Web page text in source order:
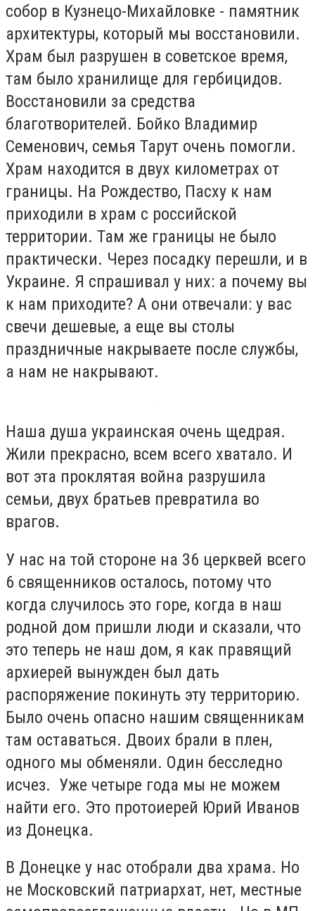
собор в Кузнецо-Михайловке - памятник
архитектуры, который мы восстановили.
Храм был разрушен в советское время,
там было хранилище для гербицидов.
Восстановили за средства
благотворителей. Бойко Владимир
Семенович, семья Тарут очень помогли.
Храм находится в двух километрах от
границы. На Рождество, Пасху к нам
приходили в храм с российской
территории. Там же границы не было
практически. Через посадку перешли, и в
Украине. Я спрашивал у них: а почему вы
к нам приходите? А они отвечали: у вас
свечи дешевые, а еще вы столы
праздничные накрываете после службы,
а нам не накрывают.
Наша душа украинская очень щедрая.
Жили прекрасно, всем всего хватало. И
вот эта проклятая война разрушила
семьи, двух братьев превратила во
врагов.
У нас на той стороне на 36 церквей всего
6 священников осталось, потому что
когда случилось это горе, когда в наш
родной дом пришли люди и сказали, что
это теперь не наш дом, я как правящий
архиерей вынужден был дать
распоряжение покинуть эту территорию.
Было очень опасно нашим священникам
там оставаться. Двоих брали в плен,
одного мы обменяли. Один бесследно
исчез. Уже четыре года мы не можем
найти его. Это протоиерей Юрий Иванов
из Донецка.
В Донецке у нас отобрали два храма. Но
не Московский патриархат, нет, местные